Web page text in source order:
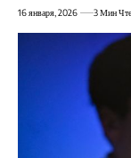
16 января, 2026 3 Мин